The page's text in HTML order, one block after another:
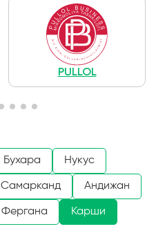
PULLOL
Бухара Нукус
Самарканд Андижан
Фергана Карши